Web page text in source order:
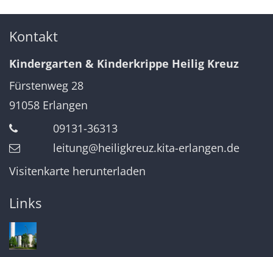
Kontakt
Kindergarten & Kinderkrippe Heilig Kreuz
Fürstenweg 28
91058 Erlangen
09131-36313
leitung@heiligkreuz.kita-erlangen.de
Visitenkarte herunterladen
Links